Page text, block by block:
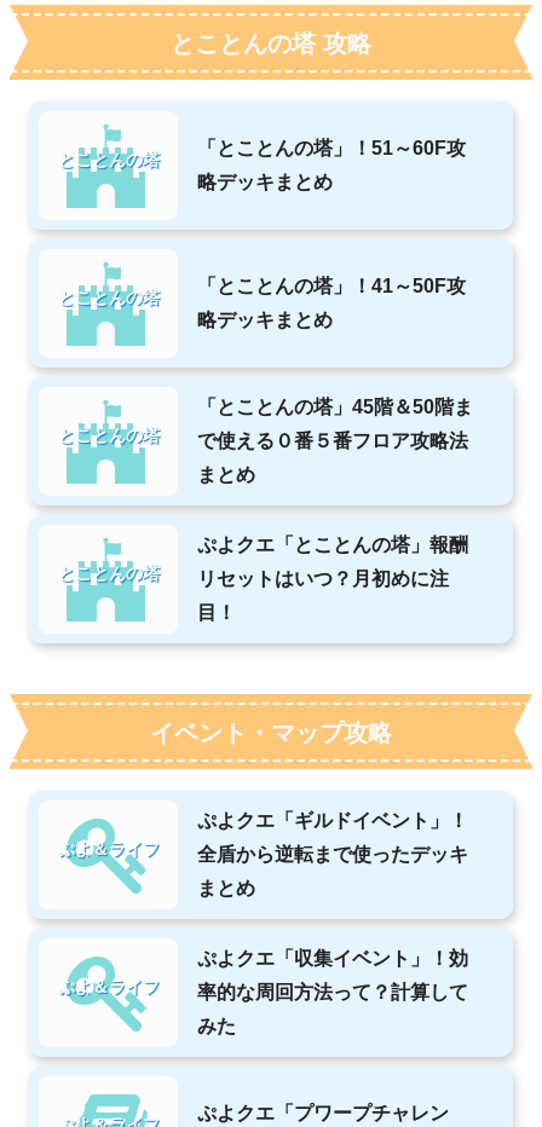
とことんの塔 攻略
とことんの塔
「とことんの塔」！51～60F攻
略デッキまとめ
とことんの塔
「とことんの塔」！41～50F攻
略デッキまとめ
とことんの塔
「とことんの塔」45階＆50階ま
で使える０番５番フロア攻略法
まとめ
とことんの塔
ぷよクエ「とことんの塔」報酬
リセットはいつ？月初めに注
目！
イベント・マップ攻略
ぷよ＆ライフ
ぷよクエ「ギルドイベント」！
全盾から逆転まで使ったデッキ
まとめ
ぷよ＆ライフ
ぷよクエ「収集イベント」！効
率的な周回方法って？計算して
みた
ぷよクエ「プワープチャレン